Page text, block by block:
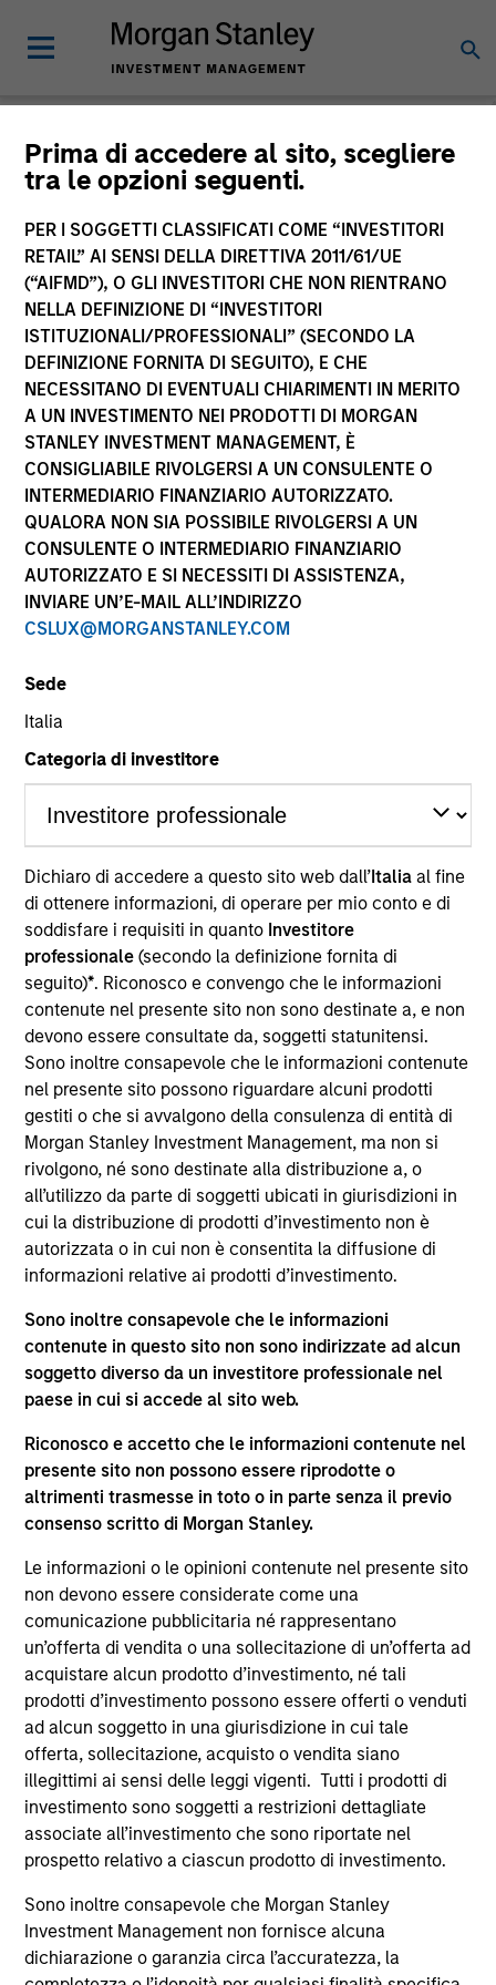
Prima di accedere al sito, scegliere
tra le opzioni seguenti.
PER I SOGGETTI CLASSIFICATI COME “INVESTITORI
RETAIL” AI SENSI DELLA DIRETTIVA 2011/61/UE
(“AIFMD”), O GLI INVESTITORI CHE NON RIENTRANO
NELLA DEFINIZIONE DI “INVESTITORI
ISTITUZIONALI/PROFESSIONALI” (SECONDO LA
DEFINIZIONE FORNITA DI SEGUITO), E CHE
NECESSITANO DI EVENTUALI CHIARIMENTI IN MERITO
A UN INVESTIMENTO NEI PRODOTTI DI MORGAN
STANLEY INVESTMENT MANAGEMENT, È
CONSIGLIABILE RIVOLGERSI A UN CONSULENTE O
INTERMEDIARIO FINANZIARIO AUTORIZZATO.
QUALORA NON SIA POSSIBILE RIVOLGERSI A UN
CONSULENTE O INTERMEDIARIO FINANZIARIO
AUTORIZZATO E SI NECESSITI DI ASSISTENZA,
INVIARE UN’E-MAIL ALL’INDIRIZZO
CSLUX@MORGANSTANLEY.COM
Sede
Italia
Categoria di investitore
Dichiaro di accedere a questo sito web dall’Italia al fine
di ottenere informazioni, di operare per mio conto e di
soddisfare i requisiti in quanto Investitore
professionale(secondo la definizione fornita di
seguito)*. Riconosco e convengo che le informazioni
contenute nel presente sito non sono destinate a, e non
devono essere consultate da, soggetti statunitensi.
Sono inoltre consapevole che le informazioni contenute
nel presente sito possono riguardare alcuni prodotti
gestiti o che si avvalgono della consulenza di entità di
Morgan Stanley Investment Management, ma non si
rivolgono, né sono destinate alla distribuzione a, o
all’utilizzo da parte di soggetti ubicati in giurisdizioni in
cui la distribuzione di prodotti d’investimento non è
autorizzata o in cui non è consentita la diffusione di
informazioni relative ai prodotti d’investimento.
Sono inoltre consapevole che le informazioni
contenute in questo sito non sono indirizzate ad alcun
soggetto diverso da un investitore professionale nel
paese in cui si accede al sito web.
Riconosco e accetto che le informazioni contenute nel
presente sito non possono essere riprodotte o
altrimenti trasmesse in toto o in parte senza il previo
consenso scritto di Morgan Stanley.
Le informazioni o le opinioni contenute nel presente sito
non devono essere considerate come una
comunicazione pubblicitaria né rappresentano
un’offerta di vendita o una sollecitazione di un’offerta ad
acquistare alcun prodotto d’investimento, né tali
prodotti d’investimento possono essere offerti o venduti
ad alcun soggetto in una giurisdizione in cui tale
offerta, sollecitazione, acquisto o vendita siano
illegittimi ai sensi delle leggi vigenti. Tutti i prodotti di
investimento sono soggetti a restrizioni dettagliate
associate all’investimento che sono riportate nel
prospetto relativo a ciascun prodotto di investimento.
Sono inoltre consapevole che Morgan Stanley
Investment Management non fornisce alcuna
dichiarazione o garanzia circa l’accuratezza, la
Morgan Stanley
Investment Funds
La presente comunicazione ha carattere promozionale.
La performance passata non è un indicatore affidabile dei
risultati futuri. I rendimenti possono aumentare o diminuire
per effetto delle oscillazioni valutarie. Tutti i dati di
performance sono calcolati in base al valore del
patrimonio netto (NAV), al netto delle spese, e non
comprendono le commissioni e gli oneri relativi
all’emissione e al rimborso delle quote. Tutti i dati relativi
alle performance e agli indici sono tratti da Morgan
Stanley Investment Management.
Rendimenti nell’anno solare.
*Devise de référence du fonds
Il presente materiale contiene informazioni relative ai
Comparti di Morgan Stanley Investment Funds, una
società di investimento a capitale variabile di diritto
lussemburghese. (la “Società”) è registrata nel
Granducato di Lussemburgo come organismo
d’investimento collettivo ai sensi della Parte 1 della Legge
del 17 dicembre 2010 e successive modifiche. La Società è
un organismo d’investimento collettivo in valori mobiliari
(“OICVM”).
Prima dell’adesione ai comparti, le richieste di
partecipazione non devono essere presentate senza aver
consultato l’ultima versione del Prospetto Informativo, del
documento contenente informazioni chiave (“KID”) o del
documento contenente informazioni chiave per gli
investitori (“KIID”), della relazione annuale e della
relazione semestrale (“Documenti di offerta”) o altri
documenti disponibili sul sito
https://www.morganstanley.com/im/msinvf/index.html
a titolo gratuito presso la Sede legale all’indirizzo
L-2633 Senningerberg, R.C.S. Lussemburgo B 29 192.
Le informazioni relative agli aspetti di sostenibilità del
Comparto e una sintesi dei diritti degli investitori sono
disponibili sul sito web sopra indicato.
Inoltre, gli investitori italiani sono invitati a prendere
visione del “Modulo completo di sottoscrizione” (Extended
Application Form), mentre la sezione “Informazioni
supplementari per Hong Kong” (“Additional Information for
Hong Kong Investors”) all’interno del Prospetto riguarda
in lingua tedesca del Prospetto Informativo, del
documento contenente informazioni chiave per gli
investitori (KID o KIID), dello statuto e delle relazioni
annuali e semestrali e ulteriori informazioni possono
essere ottenute dal rappresentante in Svizzera. Il
rappresentante in Svizzera è Carnegie Fund Services S.A.,
11, rue du Général-Dufour, 1204 Ginevra. L’agente pagatore
in Svizzera è Banque Cantonale de Genève, 17, quai de l’Ile,
1204 Ginevra.
Se la società di gestione del Comparto in questione decide
di cessare l’accordo di commercializzazione del Comparto
in un Paese del SEE in cui esso è registrato per la vendita,
lo farà nel rispetto delle norme OICVM.
rinvia alla pagina delGlossario.
Tutti i dati di performance sono calcolati in base al valore
del patrimonio netto (NAV), al netto delle spese, e non